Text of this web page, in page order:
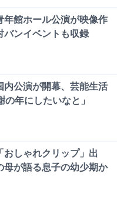
年館ホール公演が映像作
バンイベントも収録
内公演が開幕、芸能生活
年にしたいなと」
おしゃれクリップ」出
母が語る息子の幼少期か